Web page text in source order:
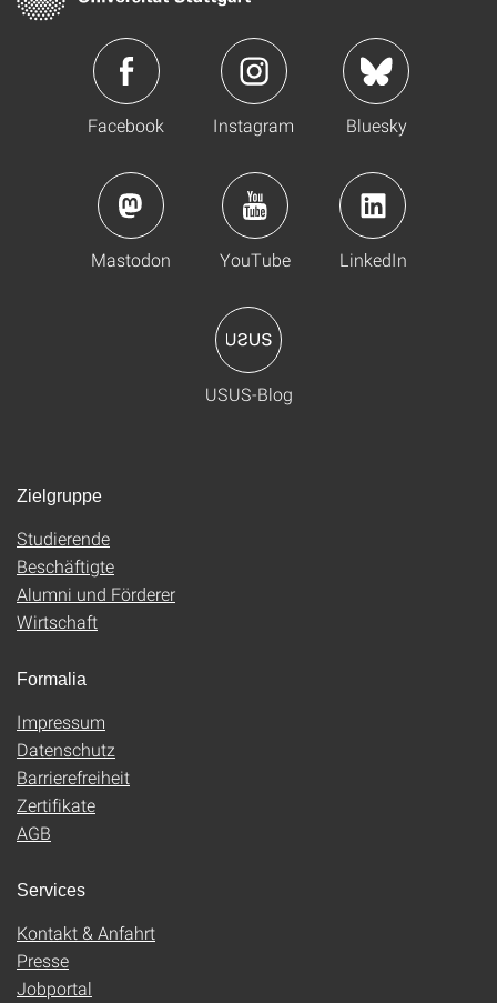
Facebook Instagram Bluesky
Mastodon YouTube LinkedIn
USUS-Blog
Zielgruppe
Studierende
Beschäftigte
Alumni und Förderer
Wirtschaft
Formalia
Impressum
Datenschutz
Barrierefreiheit
Zertifikate
AGB
Services
Kontakt & Anfahrt
Presse
Jobportal